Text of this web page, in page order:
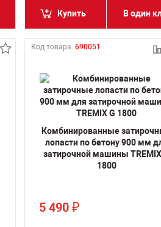
Купить В один
Код товара: 690051
Комбинированные
лопасти по бетону 900 мм
затирочной машины
1800
5 490 ₽